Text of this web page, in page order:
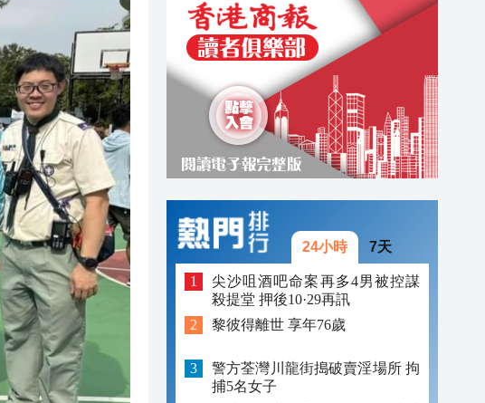
21:43
21:28
21:05
21:03
24小時 7天
尖沙咀酒吧命案再多4男被控謀
殺提堂 押後10·29再訊
黎彼得離世 享年76歲
警方荃灣川龍街搗破賣淫場所 拘
捕5名女子